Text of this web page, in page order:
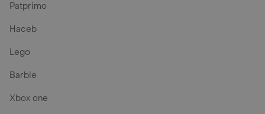
Patprimo
Haceb
Lego
Barbie
Xbox one